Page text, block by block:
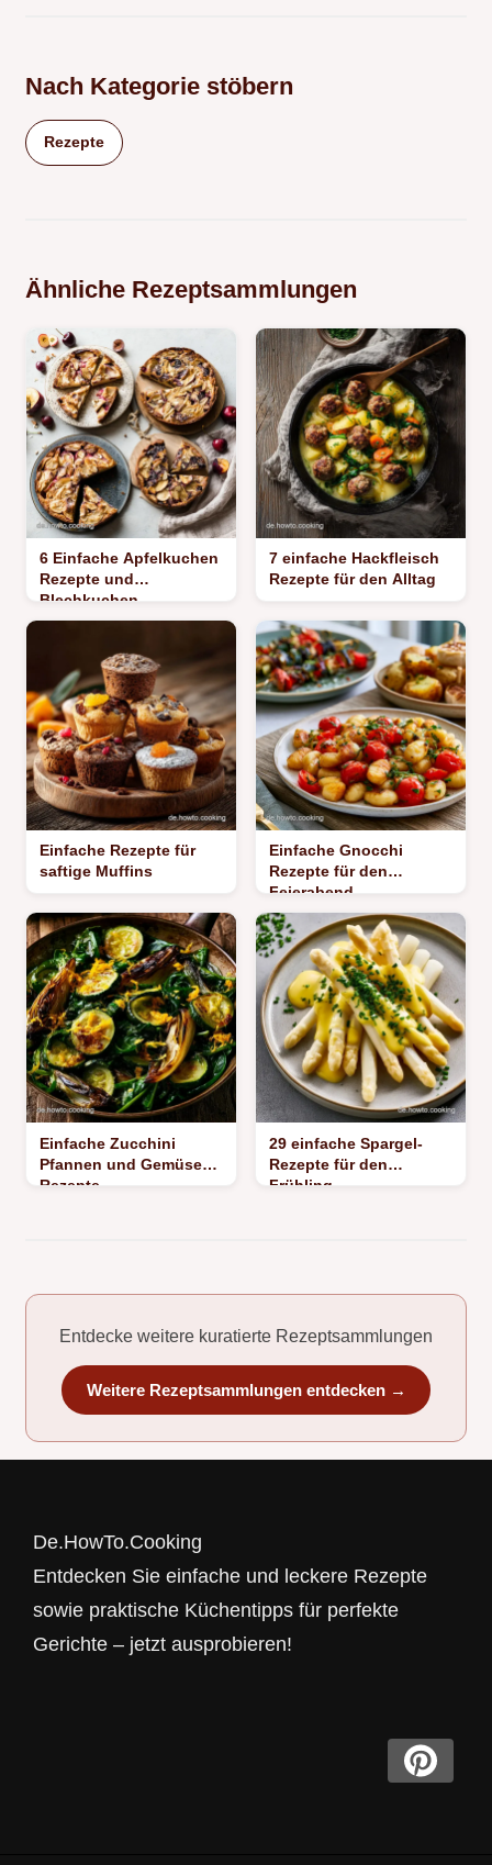
Nach Kategorie stöbern
Rezepte
Ähnliche Rezeptsammlungen
6 Einfache Apfelkuchen
Rezepte und
Blechkuchen
7 einfache Hackfleisch
Rezepte für den Alltag
Einfache Rezepte für
saftige Muffins
Einfache Gnocchi
Rezepte für den
Feierabend
Einfache Zucchini
Pfannen und Gemüse
Rezepte
29 einfache Spargel-
Rezepte für den
Frühling
Entdecke weitere kuratierte Rezeptsammlungen
Weitere Rezeptsammlungen entdecken →
De.HowTo.Cooking
Entdecken Sie einfache und leckere Rezepte
sowie praktische Küchentipps für perfekte
Gerichte – jetzt ausprobieren!